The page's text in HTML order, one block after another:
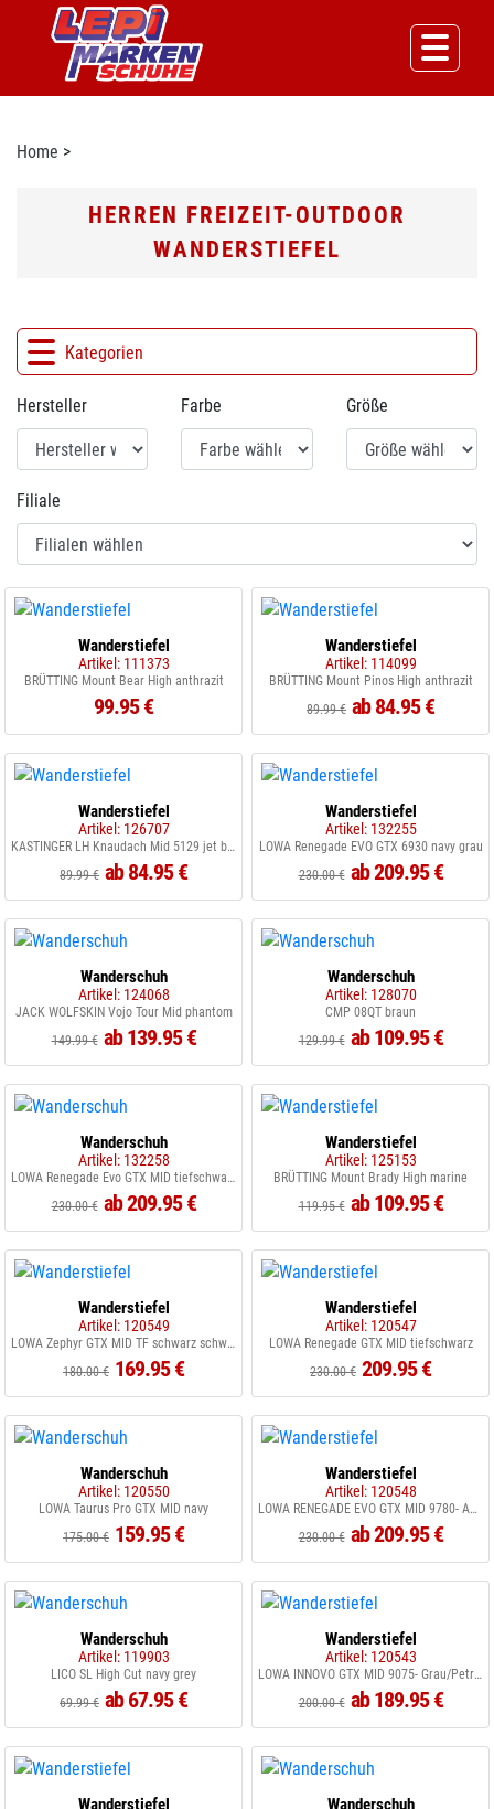
Home >
HERREN FREIZEIT-OUTDOOR
WANDERSTIEFEL
Kategorien
Hersteller Farbe Größe
Filiale
Wanderstiefel
Artikel: 111373
BRÜTTING Mount Bear High anthrazit
99.95 €
Wanderstiefel
Artikel: 114099
BRÜTTING Mount Pinos High anthrazit
89.99 € ab 84.95 €
Wanderstiefel
Artikel: 126707
KASTINGER LH Knaudach Mid 5129 jet black
89.99 € ab 84.95 €
Wanderstiefel
Artikel: 132255
LOWA Renegade EVO GTX 6930 navy grau
230.00 € ab 209.95 €
Wanderschuh
Artikel: 124068
JACK WOLFSKIN Vojo Tour Mid phantom
149.99 € ab 139.95 €
Wanderschuh
Artikel: 128070
CMP 08QT braun
129.99 € ab 109.95 €
Wanderschuh
Artikel: 132258
LOWA Renegade Evo GTX MID tiefschwarz 0998
230.00 € ab 209.95 €
Wanderstiefel
Artikel: 125153
BRÜTTING Mount Brady High marine
119.95 € ab 109.95 €
Wanderstiefel
Artikel: 120549
LOWA Zephyr GTX MID TF schwarz schwarz
180.00 € 169.95 €
Wanderstiefel
Artikel: 120547
LOWA Renegade GTX MID tiefschwarz
230.00 € 209.95 €
Wanderschuh
Artikel: 120550
LOWA Taurus Pro GTX MID navy
175.00 € 159.95 €
Wanderstiefel
Artikel: 120548
LOWA RENEGADE EVO GTX MID 9780- Anthraz./Stahlblau
230.00 € ab 209.95 €
Wanderschuh
Artikel: 119903
LICO SL High Cut navy grey
69.99 € ab 67.95 €
Wanderstiefel
Artikel: 120543
LOWA INNOVO GTX MID 9075- Grau/Petrol
200.00 € ab 189.95 €
Wanderstiefel Wanderschuh